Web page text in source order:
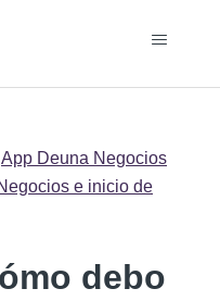
App Deuna Negocios
e inicio de
debo